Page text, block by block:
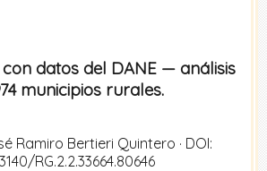
datos del DANE — análisis
municipios rurales.
Ramiro Bertieri Quintero · DOI:
RG.2.2.33664.80646